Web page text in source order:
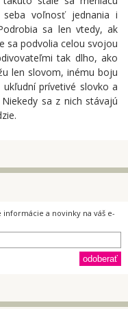
voľnosť jednania i
sa len vtedy, ak
sa podvolia celou svojou
tak dlho, ako
len slovom, inému boju
prívetivé slovko a
sa z nich stávajú
a novinky na váš e-